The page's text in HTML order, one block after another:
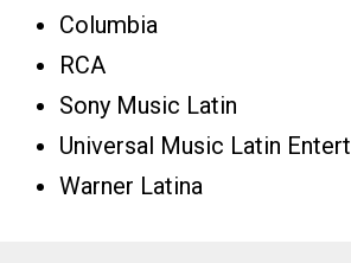
Columbia
RCA
Sony Music Latin
Universal Music Latin
Warner Latina